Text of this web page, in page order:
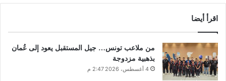
اقرأ أيضا
من ملاعب تونس… جيل المستقبل يعود إلى عُمان
بذهبية مزدوجة
4 أغسطس، 2026 2:47 م